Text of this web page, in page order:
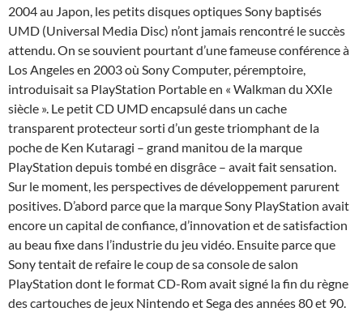
2004 au Japon, les petits disques optiques Sony baptisés
UMD (Universal Media Disc) n’ont jamais rencontré le succès
attendu. On se souvient pourtant d’une fameuse conférence à
Los Angeles en 2003 où Sony Computer, péremptoire,
introduisait sa PlayStation Portable en « Walkman du XXIe
siècle ». Le petit CD UMD encapsulé dans un cache
transparent protecteur sorti d’un geste triomphant de la
poche de Ken Kutaragi – grand manitou de la marque
PlayStation depuis tombé en disgrâce – avait fait sensation.
Sur le moment, les perspectives de développement parurent
positives. D’abord parce que la marque Sony PlayStation avait
encore un capital de confiance, d’innovation et de satisfaction
au beau fixe dans l’industrie du jeu vidéo. Ensuite parce que
Sony tentait de refaire le coup de sa console de salon
PlayStation dont le format CD-Rom avait signé la fin du règne
des cartouches de jeux Nintendo et Sega des années 80 et 90.